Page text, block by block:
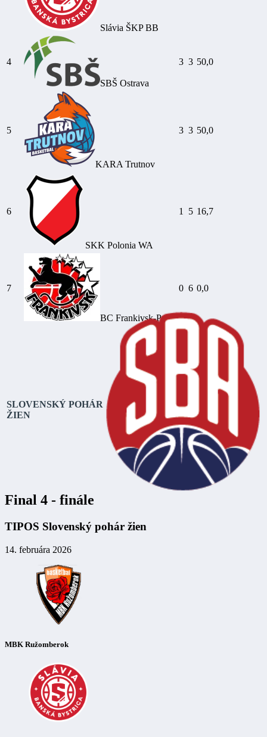
Slávia ŠKP BB
4
SBŠ Ostrava
3 3 50,0
5
KARA Trutnov
3 3 50,0
6
SKK Polonia WA
1 5 16,7
7
BC Frankivsk-Pryk.
0 6 0,0
SLOVENSKÝ POHÁR
ŽIEN
Final 4 - finále
TIPOS Slovenský pohár žien
14. februára 2026
MBK Ružomberok